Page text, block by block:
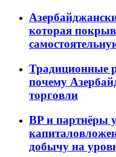
которая
Традиционные
почему
торговли
BP и партнёры
добычу на